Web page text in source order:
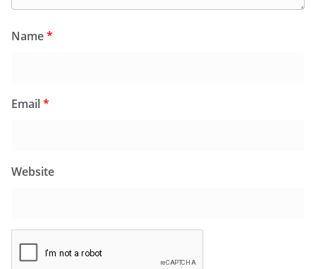
Name*
Email*
Website